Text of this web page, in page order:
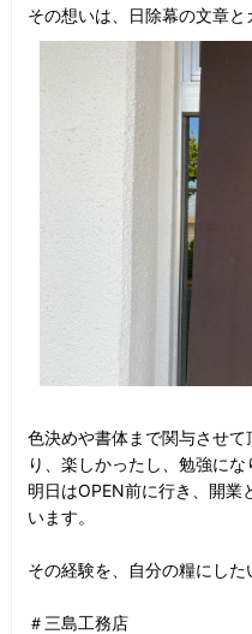
その想いは、日除幕の文章と
色決めや書体まで関与させ
り、楽しかったし、勉強にな
明日はOPEN前に行き、開業
います。
その経験を、自分の糧にした
＃三島工務店